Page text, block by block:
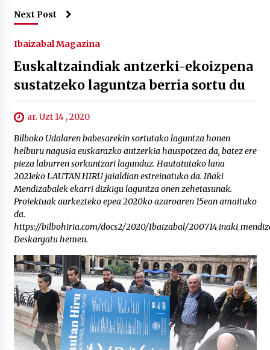
Next Post
Ibaizabal Magazina
Euskaltzaindiak antzerki-ekoizpena
sustatzeko laguntza berria sortu du
ar. Uzt 14 , 2020
Bilboko Udalaren babesarekin sortutako laguntza honen
helburu nagusia euskarazko antzerkia hauspotzea da, batez ere
pieza laburren sorkuntzari lagunduz. Hautatutako lana
2021eko LAUTAN HIRU jaialdian estreinatuko da. Iñaki
Mendizabalek ekarri dizkigu laguntza onen zehetasunak.
Proiektuak aurkezteko epea 2020ko azaroaren 15ean amaituko
da.
https://bilbohiria.com/docs2/2020/Ibaizabal/
Deskargatu hemen.